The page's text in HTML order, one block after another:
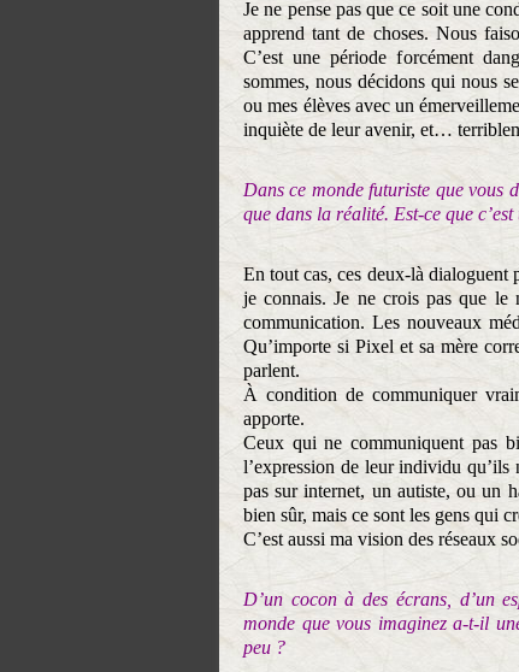
Je ne pense pas que ce soit une
apprend tant de choses. Nous
C’est une période forcément
sommes, nous décidons qui nous
ou mes élèves avec un
inquiète de leur avenir, et…
Dans ce monde futuriste que vous
que dans la réalité. Est-ce que
En tout cas, ces deux-là dialoguent
je connais. Je ne crois pas que le
communication. Les nouveaux
Qu’importe si Pixel et sa mère
parlent.
À condition de communiquer
apporte.
Ceux qui ne communiquent pas
l’expression de leur individu qu’ils
pas sur internet, un autiste, ou un
bien sûr, mais ce sont les gens qui
C’est aussi ma vision des réseaux
D’un cocon à des écrans, d’un
monde que vous imaginez a-t-il
peu ?